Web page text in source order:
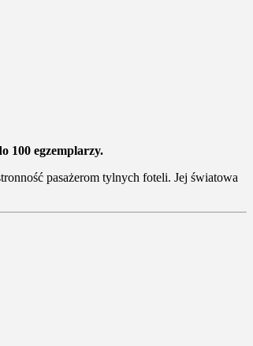
100 egzemplarzy.
pasażerom tylnych foteli. Jej światowa